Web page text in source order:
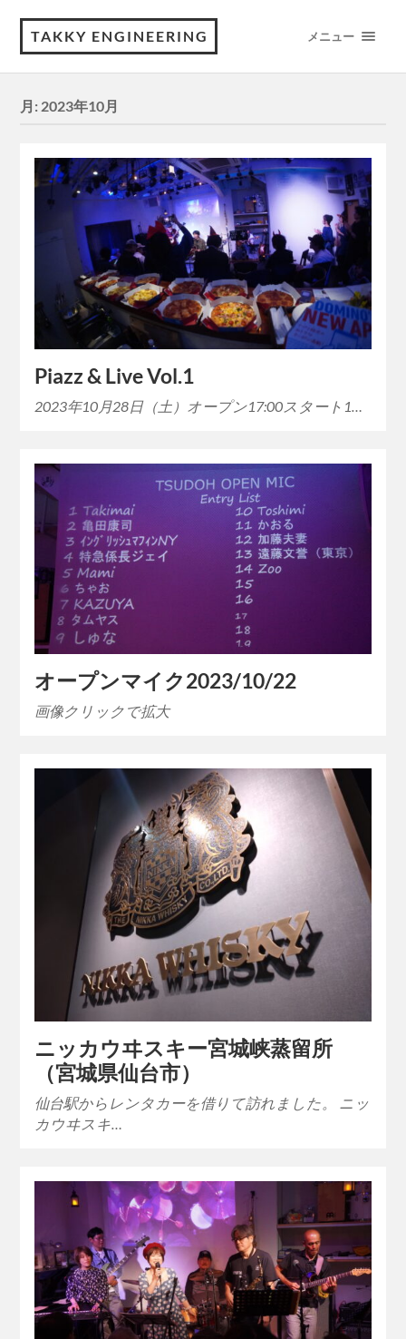
TAKKY ENGINEERING メニュー
月: 2023年10月
Piazz & Live Vol.1
2023年10月28日（土）オープン17:00スタート1…
オープンマイク2023/10/22
画像クリックで拡大
ニッカウヰスキー宮城峡蒸留所
（宮城県仙台市）
仙台駅からレンタカーを借りて訪れました。 ニッ
カウヰスキ…